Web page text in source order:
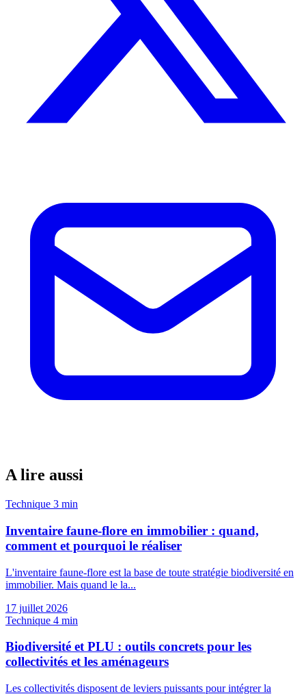
A lire aussi
Technique 3 min
Inventaire faune-flore en immobilier : quand,
comment et pourquoi le réaliser
L'inventaire faune-flore est la base de toute stratégie biodiversité en
immobilier. Mais quand le la...
17 juillet 2026
Technique 4 min
Biodiversité et PLU : outils concrets pour les
collectivités et les aménageurs
Les collectivités disposent de leviers puissants pour intégrer la